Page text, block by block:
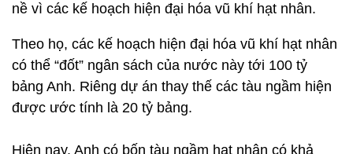
nề vì các kế hoạch hiện đại hóa vũ khí hạt nhân.
Theo họ, các kế hoạch hiện đại hóa vũ khí hạt nhân
có thể “đốt” ngân sách của nước này tới 100 tỷ
bảng Anh. Riêng dự án thay thế các tàu ngầm hiện
được ước tính là 20 tỷ bảng.
Hiện nay, Anh có bốn tàu ngầm hạt nhân có khả